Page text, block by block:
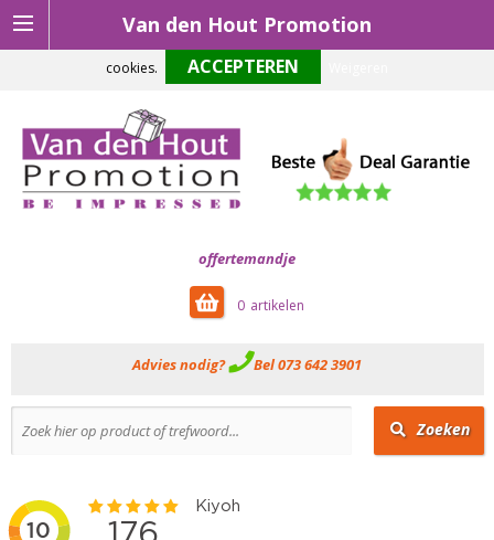
Van den Hout Promotion
offertemandje
0
Advies nodig? Bel 073 642 3901
Zoeken
Om onze website optimaal te laten functioneren maken wij gebruik van
cookies.